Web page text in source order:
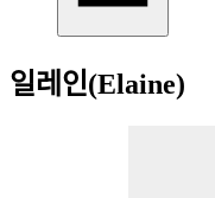
일레인(Elaine)